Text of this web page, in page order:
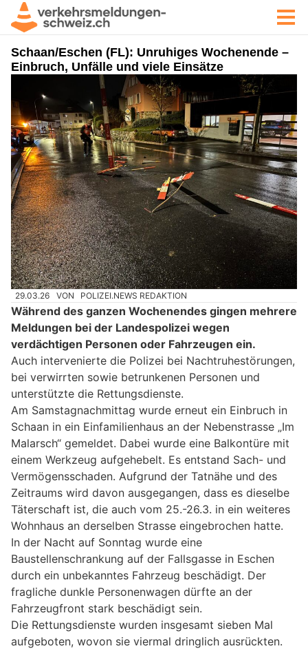
Schaan/Eschen (FL): Unruhiges Wochenende –
Einbruch, Unfälle und viele Einsätze
29.03.26 VON POLIZEI.NEWS REDAKTION
Während des ganzen Wochenendes gingen mehrere
Meldungen bei der Landespolizei wegen
verdächtigen Personen oder Fahrzeugen ein.
Auch intervenierte die Polizei bei Nachtruhestörungen,
bei verwirrten sowie betrunkenen Personen und
unterstützte die Rettungsdienste.
Am Samstagnachmittag wurde erneut ein Einbruch in
Schaan in ein Einfamilienhaus an der Nebenstrasse „Im
Malarsch“ gemeldet. Dabei wurde eine Balkontüre mit
einem Werkzeug aufgehebelt. Es entstand Sach- und
Vermögensschaden. Aufgrund der Tatnähe und des
Zeitraums wird davon ausgegangen, dass es dieselbe
Täterschaft ist, die auch vom 25.-26.3. in ein weiteres
Wohnhaus an derselben Strasse eingebrochen hatte.
In der Nacht auf Sonntag wurde eine
Baustellenschrankung auf der Fallsgasse in Eschen
durch ein unbekanntes Fahrzeug beschädigt. Der
fragliche dunkle Personenwagen dürfte an der
Fahrzeugfront stark beschädigt sein.
Die Rettungsdienste wurden insgesamt sieben Mal
aufgeboten, wovon sie viermal dringlich ausrückten.